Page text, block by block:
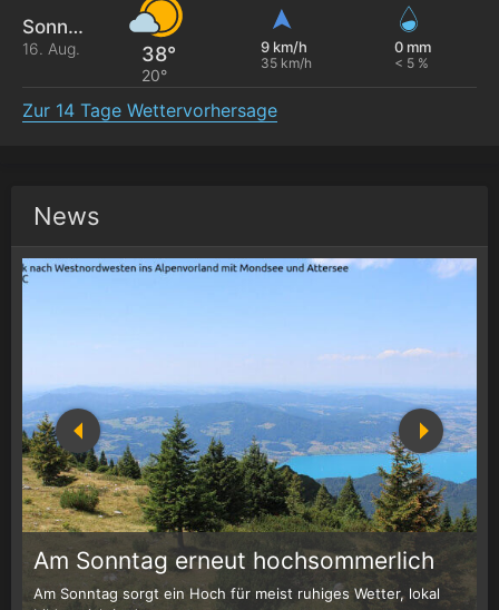
Sonntag
16. Aug. 38°
20°
9 km/h
35 km/h
0 mm
< 5 %
Zur 14 Tage Wettervorhersage
News
Am Sonntag erneut hochsommerlich
Am Sonntag sorgt ein Hoch für meist ruhiges Wetter, lokal